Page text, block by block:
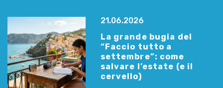
21.06.2026
La grande bugia del
“Faccio tutto a
settembre”: come
salvare l’estate (e il
cervello)